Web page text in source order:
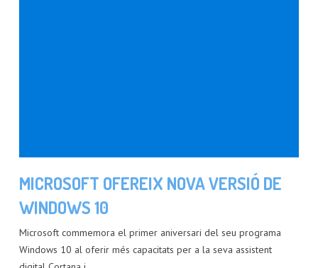
MICROSOFT OFEREIX NOVA VERSIÓ DE
WINDOWS 10
Microsoft commemora el primer aniversari del seu programa
Windows 10 al oferir més capacitats per a la seva assistent